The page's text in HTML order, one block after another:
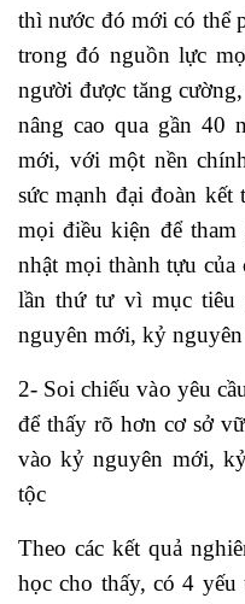
thì nước đó mới có thể
trong đó nguồn lực
người được tăng
nâng cao qua gần 40
mới, với một nền
sức mạnh đại đoàn
mọi điều kiện để
nhật mọi thành tựu của
lần thứ tư vì mục tiêu
nguyên mới, kỷ
2- Soi chiếu vào yêu
để thấy rõ hơn cơ sở
vào kỷ nguyên mới,
tộc
Theo các kết quả
học cho thấy, có 4